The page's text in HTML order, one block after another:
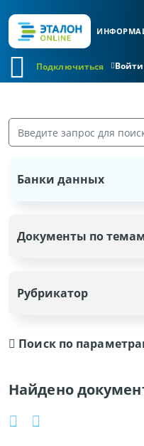
Войти
Подключиться
Поиск по
Найдено
Банки данных
Документы по
Рубрикатор